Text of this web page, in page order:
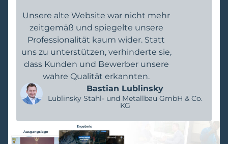
Unsere alte Website war nicht mehr
zeitgemäß und spiegelte unsere
Professionalität kaum wider. Statt
uns zu unterstützen, verhinderte sie,
dass Kunden und Bewerber unsere
wahre Qualität erkannten.
Bastian Lublinsky
Lublinsky Stahl- und Metallbau GmbH & Co.
KG